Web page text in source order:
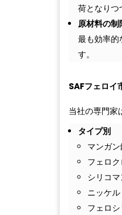
荷となりつ
原材料の制
最も効率的
す。
SAFフェロイ
当社の専門家
タイプ別
マンガ
フェロ
シリコ
ニッケル
フェロ